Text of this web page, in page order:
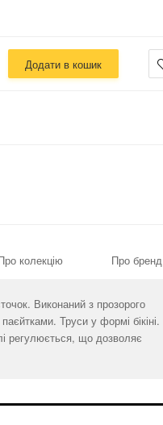
Додати в кошик
колекцію Про бренд
Виконаний з прозорого
Труси у формі бікіні.
регулюється, що дозволяє